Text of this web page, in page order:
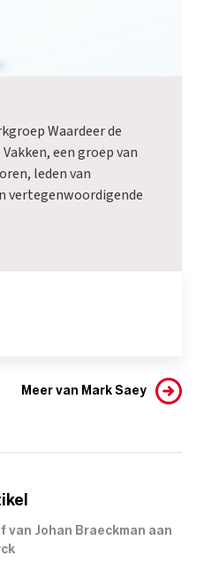
Waardeer de
een groep van
leden van
vertegenwoordigende
Meer van Mark Saey
van Johan Braeckman aan